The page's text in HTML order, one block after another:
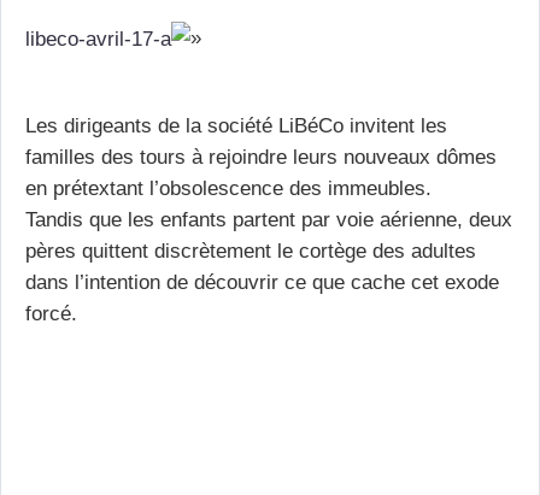
libeco-avril-17-a
Les dirigeants de la société LiBéCo invitent les
familles des tours à rejoindre leurs nouveaux dômes
en prétextant l’obsolescence des immeubles.
Tandis que les enfants partent par voie aérienne, deux
pères quittent discrètement le cortège des adultes
dans l’intention de découvrir ce que cache cet exode
forcé.